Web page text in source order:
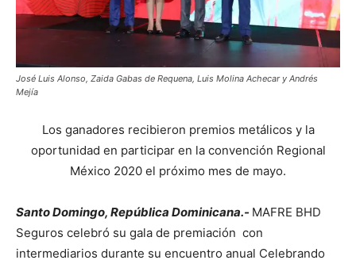
José Luis Alonso, Zaida Gabas de Requena, Luis Molina Achecar y Andrés
Mejía
Los ganadores recibieron premios metálicos y la
oportunidad en participar en la convención Regional
México 2020 el próximo mes de mayo.
Santo Domingo, República Dominicana.- MAFRE BHD
Seguros celebró su gala de premiación con
intermediarios durante su encuentro anual Celebrando